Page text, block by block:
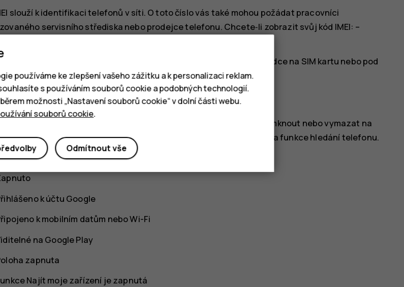
slouží k identifikaci telefonů v síti. O toto číslo vás také mohou požádat pracovníci
servisního střediska nebo prodejce telefonu. Chcete‑li zobrazit svůj kód IMEI: –
je kód IMEI natištěn na telefonu, můžete ho najít například na přihrádce na SIM kartu nebo pod
krytem, pokud má telefon tento kryt odnímatelný.
nebo zamknutí telefonu
jste přihlášeni k účtu Google a telefon ztratíte, můžete ho najít, zamknout nebo vymazat na
telefonů s přiřazeným účtem Google je ve výchozím stavu zapnuta funkce hledání telefonu.
použít funkci hledání telefonu, musí telefon:
k účtu Google
k mobilním datům nebo Wi-Fi
na Google Play
zapnuta
Najít moje zařízení je zapnutá
používáme ke zlepšení vašeho zážitku a k personalizaci reklam.
s používáním souborů cookie a podobných technologií.
možnosti „Nastavení souborů cookie“ v dolní části webu.
souborů cookie.
Odmítnout vše